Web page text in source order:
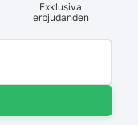
Exklusiva
erbjudanden